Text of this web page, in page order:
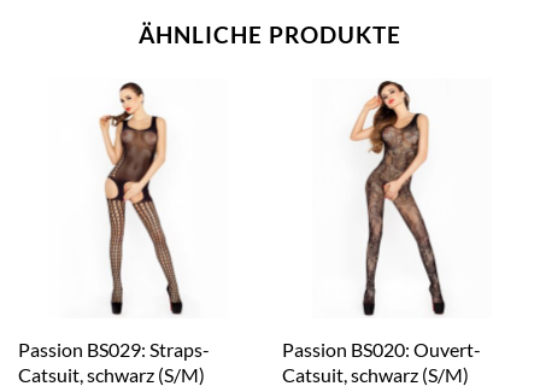
ÄHNLICHE PRODUKTE
Passion BS029: Straps-
Catsuit, schwarz (S/M)
Passion BS020: Ouvert-
Catsuit, schwarz (S/M)